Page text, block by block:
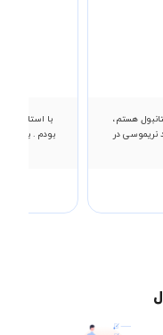
هستم،
1 و 2 را با استاد نریموسی در
با استاد
بودم . به